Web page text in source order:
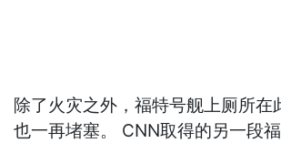
除了火灾之外，福特号舰上厕所在
也一再堵塞。 CNN取得的另一段